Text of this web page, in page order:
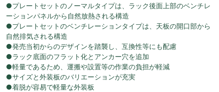
●プレートセットのノーマルタイプは、ラック後面上部のベンチレ
ーションパネルから自然放熱される構造
●プレートセットのベンチレーションタイプは、天板の開口部から
自然排気される構造
●発売当初からのデザインを踏襲し、互換性等にも配慮
●ラック底面のフラット化とアンカー穴を追加
●軽量であるため、運搬や設置等の作業の負担が軽減
●サイズと外装板のバリエーションが充実
●着脱が容易で軽量な外装板